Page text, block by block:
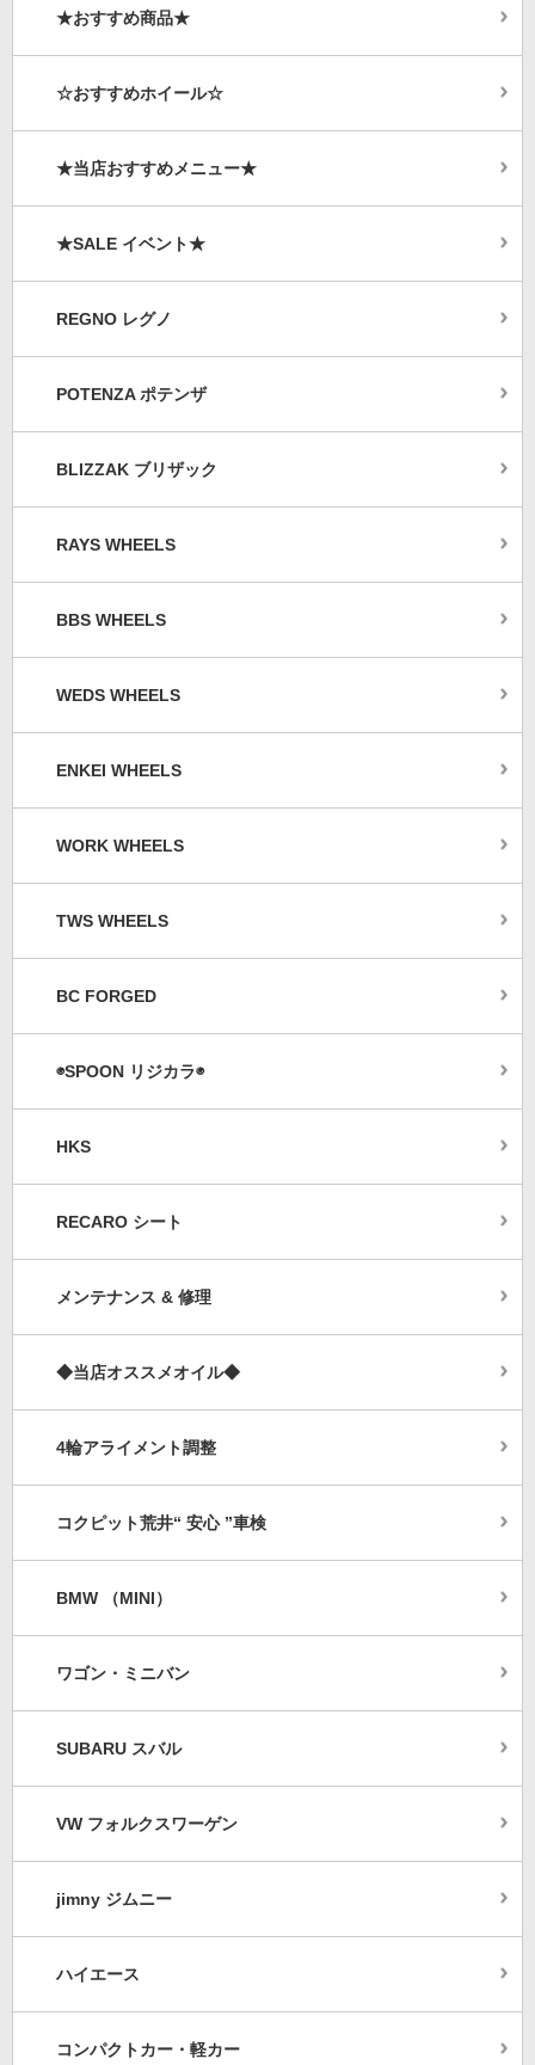
★おすすめ商品★
☆おすすめホイール☆
★当店おすすめメニュー★
★SALE イベント★
REGNO レグノ
POTENZA ポテンザ
BLIZZAK ブリザック
RAYS WHEELS
BBS WHEELS
WEDS WHEELS
ENKEI WHEELS
WORK WHEELS
TWS WHEELS
BC FORGED
◉SPOON リジカラ◉
HKS
RECARO シート
メンテナンス & 修理
◆当店オススメオイル◆
4輪アライメント調整
コクピット荒井“ 安心 ”車検
BMW （MINI）
ワゴン・ミニバン
SUBARU スバル
VW フォルクスワーゲン
jimny ジムニー
ハイエース
コンパクトカー・軽カー